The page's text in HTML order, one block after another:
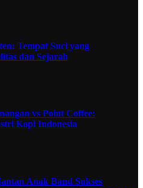
Tempat Suci yang
dan Sejarah
vs Point Coffee:
Kopi Indonesia
Anak Band Sukses